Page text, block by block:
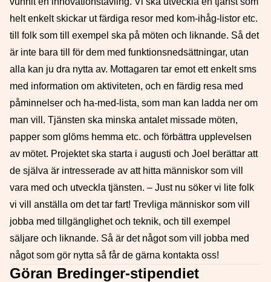
helt enkelt skickar ut färdiga resor med kom-ihåg-listor etc.
till folk som till exempel ska på möten och liknande. Så det
är inte bara till för dem med funktionsnedsättningar, utan
alla kan ju dra nytta av. Mottagaren tar emot ett enkelt sms
med information om aktiviteten, och en färdig resa med
påminnelser och ha-med-lista, som man kan ladda ner om
man vill. Tjänsten ska minska antalet missade möten,
papper som glöms hemma etc. och förbättra upplevelsen
av mötet. Projektet ska starta i augusti och Joel berättar att
de själva är intresserade av att hitta människor som vill
vara med och utveckla tjänsten. – Just nu söker vi lite folk
vi vill anställa om det tar fart! Trevliga människor som vill
jobba med tillgänglighet och teknik, och till exempel
säljare och liknande. Så är det något som vill jobba med
något som gör nytta så får de gärna kontakta oss!
Göran Bredinger-stipendiet